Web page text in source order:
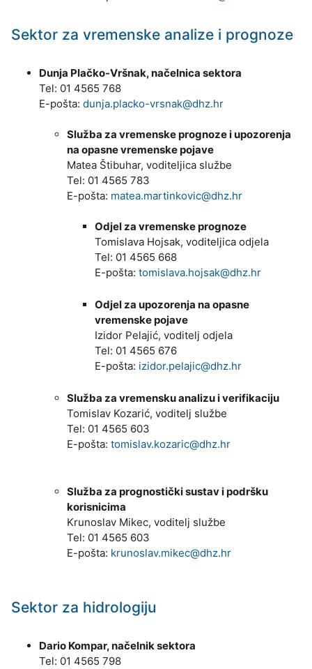
Sektor za vremenske analize i prognoze
Dunja Plačko-Vršnak, načelnica sektora
Tel: 01 4565 768
E-pošta: dunja.placko-vrsnak@dhz.hr
Služba za vremenske prognoze i upozorenja
na opasne vremenske pojave
Matea Štibuhar, voditeljica službe
Tel: 01 4565 783
E-pošta: matea.martinkovic@dhz.hr
Odjel za vremenske prognoze
Tomislava Hojsak, voditeljica odjela
Tel: 01 4565 668
E-pošta: tomislava.hojsak@dhz.hr
Odjel za upozorenja na opasne
vremenske pojave
Izidor Pelajić, voditelj odjela
Tel: 01 4565 676
E-pošta: izidor.pelajic@dhz.hr
Služba za vremensku analizu i verifikaciju
Tomislav Kozarić, voditelj službe
Tel: 01 4565 603
E-pošta: tomislav.kozaric@dhz.hr
Služba za prognostički sustav i podršku
korisnicima
Krunoslav Mikec, voditelj službe
Tel: 01 4565 603
E-pošta: krunoslav.mikec@dhz.hr
Sektor za hidrologiju
Dario Kompar, načelnik sektora
Tel: 01 4565 798